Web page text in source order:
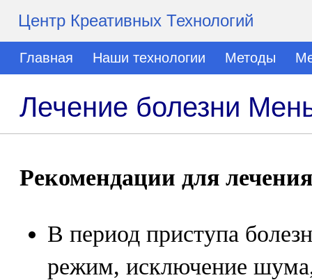
Центр Креативных Технологий
Главная Наши технологии Методы
Лечение болезни
Рекомендации для
В период приступа
режим, исключение шума,